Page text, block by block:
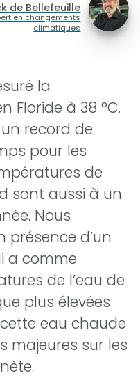
de Bellefeuille
en changements
climatiques
la
Floride à 38 °C.
record de
pour les
de
sont aussi à un
Nous
présence d’un
a comme
de l’eau de
plus élevées
eau chaude
majeures sur les